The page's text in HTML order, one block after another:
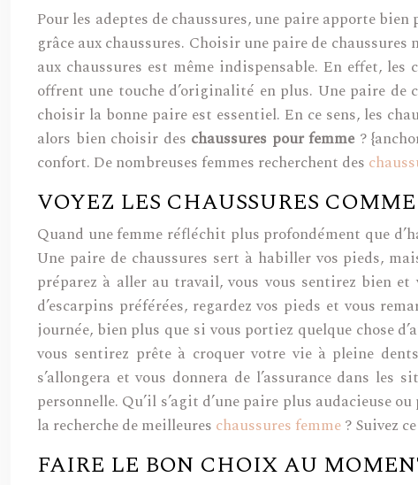
Pour les adeptes de chaussures, une paire apporte
grâce aux chaussures. Choisir une paire de
aux chaussures est même indispensable. En effet,
offrent une touche d’originalité en plus. Une paire de
choisir la bonne paire est essentiel. En ce sens, les
alors bien choisir des chaussures pour femme ?
confort. De nombreuses femmes recherchent des
VOYEZ LES CHAUSSURES
Quand une femme réfléchit plus profondément que
Une paire de chaussures sert à habiller vos pieds,
préparez à aller au travail, vous vous sentirez bien et
d’escarpins préférées, regardez vos pieds et vous
journée, bien plus que si vous portiez quelque chose
vous sentirez prête à croquer votre vie à pleine
s’allongera et vous donnera de l’assurance dans
personnelle. Qu’il s’agit d’une paire plus audacieuse
la recherche de meilleures chaussures femme? Suivez
FAIRE LE BON CHOIX AU